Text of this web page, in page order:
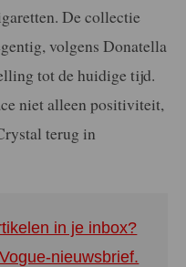
De collectie
volgens Donatella
tot de huidige tijd.
niet alleen positiviteit,
terug in
in je inbox?
nieuwsbrief.